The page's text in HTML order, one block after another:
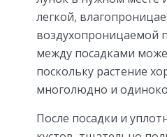
легкой,
воздухопроницаемой
между посадками
поскольку растение
многолюдно и
После посадки и